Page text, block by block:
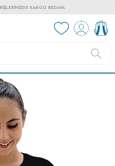
KARGO BEDAVA